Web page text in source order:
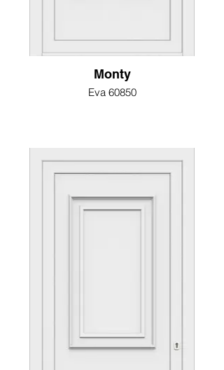
Monty
Eva 60850